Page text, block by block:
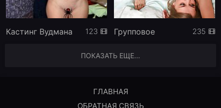
Кастинг Вудмана 123 Групповое 235
ПОКАЗАТЬ ЕЩЕ...
ГЛАВНАЯ
ОБРАТНАЯ СВЯЗЬ